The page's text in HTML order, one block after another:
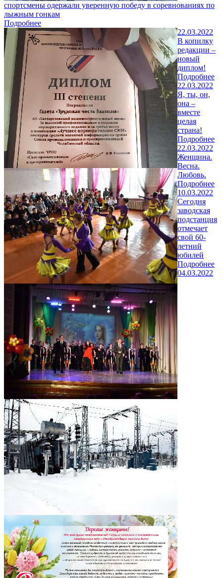
спортсмены одержали уверенную победу в соревнованиях по
лыжным гонкам
Подробнее
22.03.2022
В копилку
редакции –
новый
диплом!
Подробнее
22.03.2022
Я, ты, он,
она –
вместе
целая
страна!
Подробнее
22.03.2022
Женщина.
Весна.
Любовь.
Подробнее
10.03.2022
Сегодня
заводская
подстанция
отмечает
свой 60-
летний
юбилей
Подробнее
04.03.2022